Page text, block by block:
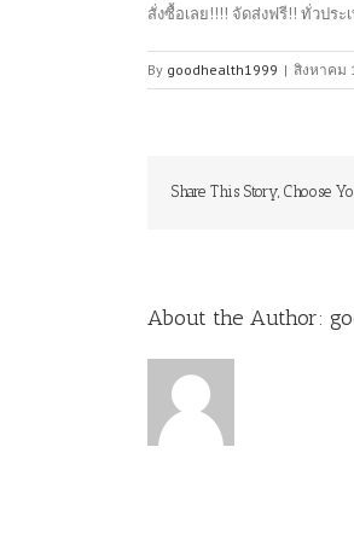
สั่งซื้อเลย!!!! จัดส่งฟรี!! ทั่วปร
By goodhealth1999 | สิงหาคม
Share This Story, Choose
About the Author: